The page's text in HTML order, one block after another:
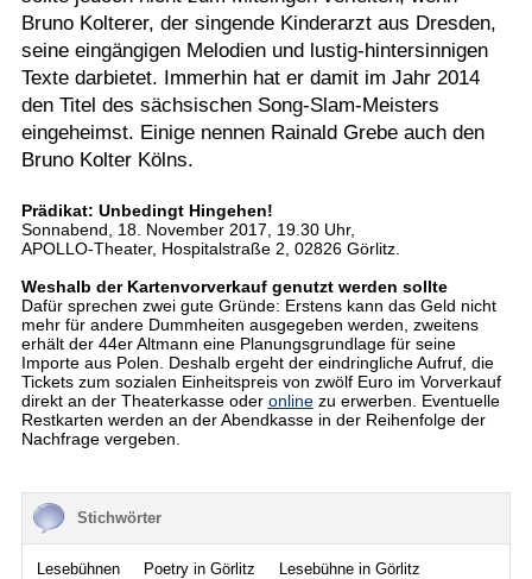
Bruno Kolterer, der singende Kinderarzt aus Dresden,
seine eingängigen Melodien und lustig-hintersinnigen
Texte darbietet. Immerhin hat er damit im Jahr 2014
den Titel des sächsischen Song-Slam-Meisters
eingeheimst. Einige nennen Rainald Grebe auch den
Bruno Kolter Kölns.
Prädikat: Unbedingt Hingehen!
Sonnabend, 18. November 2017, 19.30 Uhr,
APOLLO-Theater, Hospitalstraße 2, 02826 Görlitz.
Weshalb der Kartenvorverkauf genutzt werden sollte
Dafür sprechen zwei gute Gründe: Erstens kann das Geld nicht
mehr für andere Dummheiten ausgegeben werden, zweitens
erhält der 44er Altmann eine Planungsgrundlage für seine
Importe aus Polen. Deshalb ergeht der eindringliche Aufruf, die
Tickets zum sozialen Einheitspreis von zwölf Euro im Vorverkauf
direkt an der Theaterkasse oder onlinezu erwerben. Eventuelle
Restkarten werden an der Abendkasse in der Reihenfolge der
Nachfrage vergeben.
Stichwörter
Lesebühnen Poetry in Görlitz
Lesebühne in Görlitz